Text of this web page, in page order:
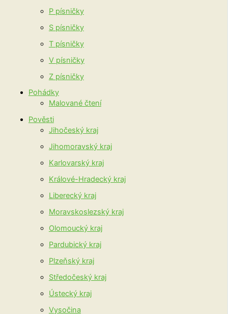
P písničky
S písničky
T písničky
V písničky
Z písničky
Pohádky
Malované čtení
Pověsti
Jihočeský kraj
Jihomoravský kraj
Karlovarský kraj
Králové-Hradecký kraj
Liberecký kraj
Moravskoslezský kraj
Olomoucký kraj
Pardubický kraj
Plzeňský kraj
Středočeský kraj
Ústecký kraj
Vysočina